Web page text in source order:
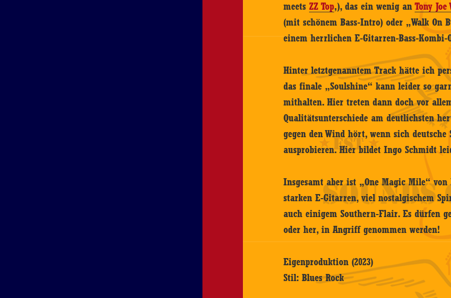
meetsZZ Top‚), das ein wenig anTony Joe
(mit schönem Bass-Intro) oder „Walk On
einem herrlichen E-Gitarren-Bass-Kombi-
Hinter letztgenanntem Track hätte ich
das finale „Soulshine“ kann leider so
mithalten. Hier treten dann doch vor
Qualitätsunterschiede am deutlichsten
gegen den Wind hört, wenn sich
ausprobieren. Hier bildet Ingo Schmidt
Insgesamt aber ist „One Magic Mile“ von
starken E-Gitarren, viel nostalgischem
auch einigem Southern-Flair. Es dürfen
oder her, in Angriff genommen werden!
Eigenproduktion (2023)
Stil: Blues Rock